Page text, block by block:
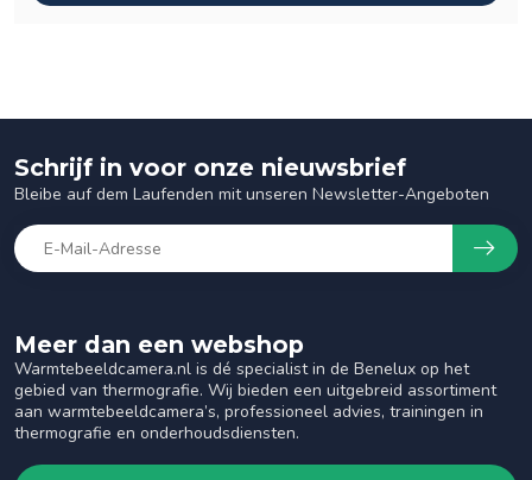
Meer dan een webshop
Warmtebeeldcamera.nl is dé specialist in de Benelux op het
gebied van thermografie. Wij bieden een uitgebreid assortiment
aan warmtebeeldcamera’s, professioneel advies, trainingen in
thermografie en onderhoudsdiensten.
Schrijf in voor onze nieuwsbrief
Bleibe auf dem Laufenden mit unseren Newsletter-Angeboten